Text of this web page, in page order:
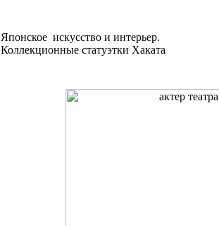
Японское искусство и интерьер.
Коллекционные статуэтки Хаката